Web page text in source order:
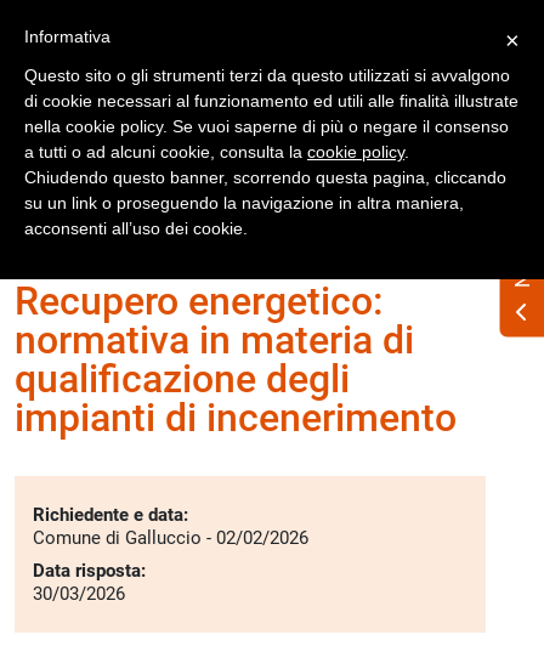
Accedi
Home Interpelli Recupero
Recupero energetico:
normativa in materia di
qualificazione degli
impianti di incenerimento
Richiedente e data:
Comune di Galluccio - 02/02/2026
Data risposta:
30/03/2026
×
Informativa
Questo sito o gli strumenti terzi da questo utilizzati si avvalgono
di cookie necessari al funzionamento ed utili alle finalità illustrate
nella cookie policy. Se vuoi saperne di più o negare il consenso
a tutti o ad alcuni cookie, consulta la cookie policy.
Chiudendo questo banner, scorrendo questa pagina, cliccando
su un link o proseguendo la navigazione in altra maniera,
acconsenti all’uso dei cookie.